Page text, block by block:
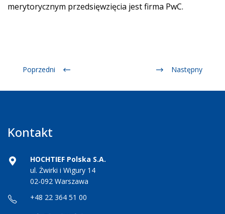
merytorycznym przedsięwzięcia jest firma PwC.
Poprzedni Następny
Kontakt
HOCHTIEF Polska S.A.
ul. Żwirki i Wigury 14
02-092 Warszawa
+48 22 364 51 00